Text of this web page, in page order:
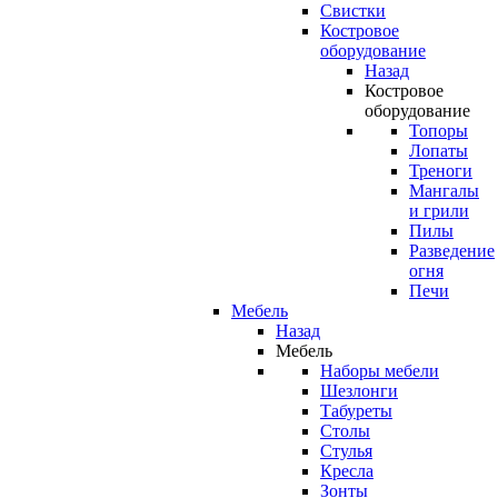
Свистки
Костровое
оборудование
Назад
Костровое
оборудование
Топоры
Лопаты
Треноги
Мангалы
и грили
Пилы
Разведение
огня
Печи
Мебель
Назад
Мебель
Наборы мебели
Шезлонги
Табуреты
Столы
Стулья
Кресла
Зонты